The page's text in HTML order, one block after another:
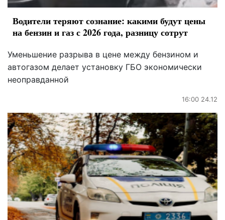
Водители теряют сознание: какими будут цены
на бензин и газ с 2026 года, разницу сотрут
Уменьшение разрыва в цене между бензином и
автогазом делает установку ГБО экономически
неоправданной
16:00 24.12